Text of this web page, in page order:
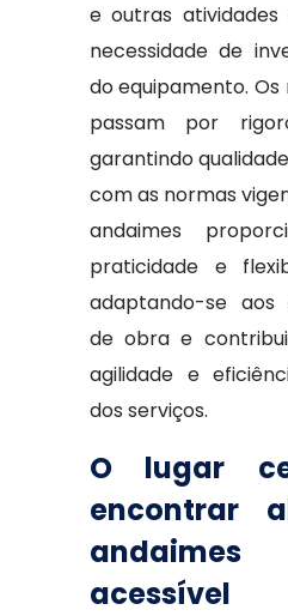
e outras
necessidade de
do equipamento.
passam por
garantindo
com as normas
andaimes
praticidade e
adaptando-se aos
de obra e
agilidade e
dos serviços.
O lugar
encontrar
acessível